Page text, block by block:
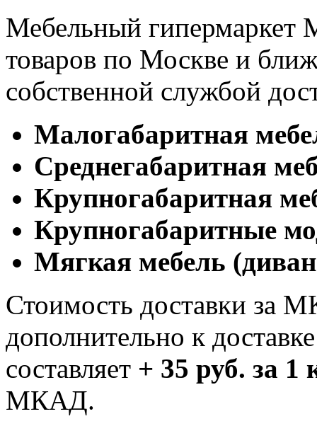
Мебельный гипермаркет
товаров по Москве и
собственной службой
Малогабаритная
Cреднегабаритная
Крупногабаритная
Крупногабаритные
Мягкая мебель
Стоимость доставки за
дополнительно к
составляет + 35 руб. за 1
МКАД.